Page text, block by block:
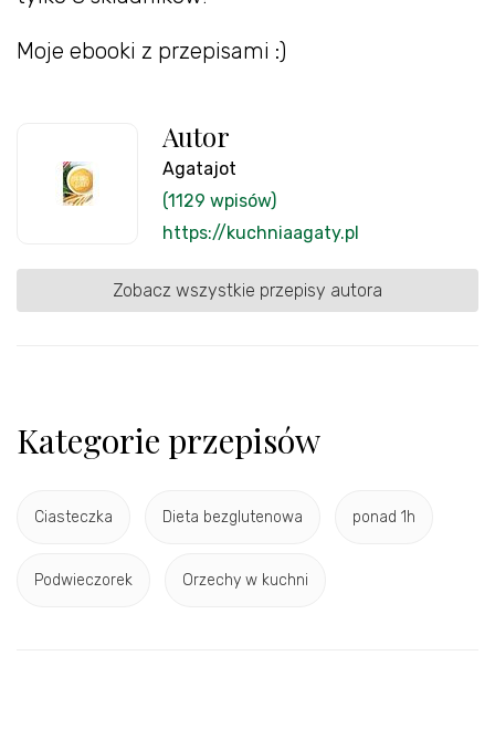
Moje ebooki z przepisami :)
Autor
Agatajot
(1129 wpisów)
https://kuchniaagaty.pl
Zobacz wszystkie przepisy autora
Kategorie przepisów
Ciasteczka Dieta bezglutenowa ponad 1h
Podwieczorek Orzechy w kuchni